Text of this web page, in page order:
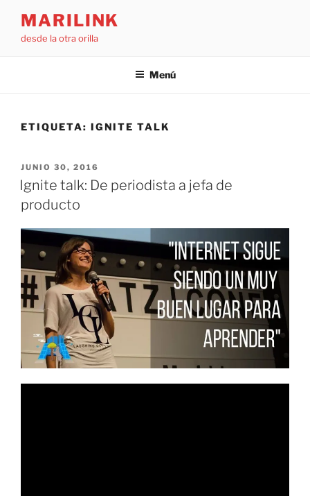
contenido
MARILINK
desde la otra orilla
Menú
ETIQUETA: IGNITE TALK
PUBLICADO
EL
JUNIO 30, 2016
Ignite talk: De periodista a jefa de
producto